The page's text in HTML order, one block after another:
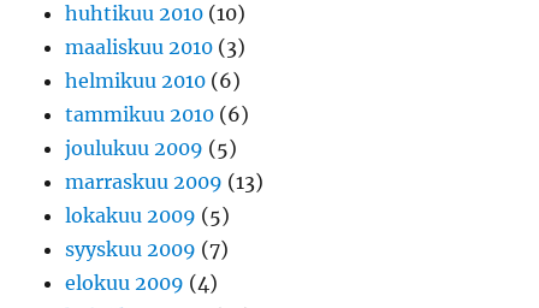
huhtikuu 2010 (10)
maaliskuu 2010 (3)
helmikuu 2010 (6)
tammikuu 2010 (6)
joulukuu 2009 (5)
marraskuu 2009 (13)
lokakuu 2009 (5)
syyskuu 2009 (7)
elokuu 2009 (4)